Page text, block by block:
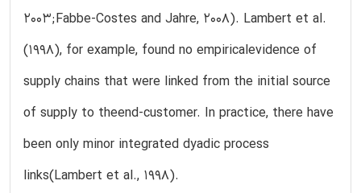
2003;Fabbe-Costes and Jahre, 2008). Lambert et al.
(1998), for example, found no empiricalevidence of
supply chains that were linked from the initial source
of supply to theend-customer. In practice, there have
been only minor integrated dyadic process
links(Lambert et al., 1998).